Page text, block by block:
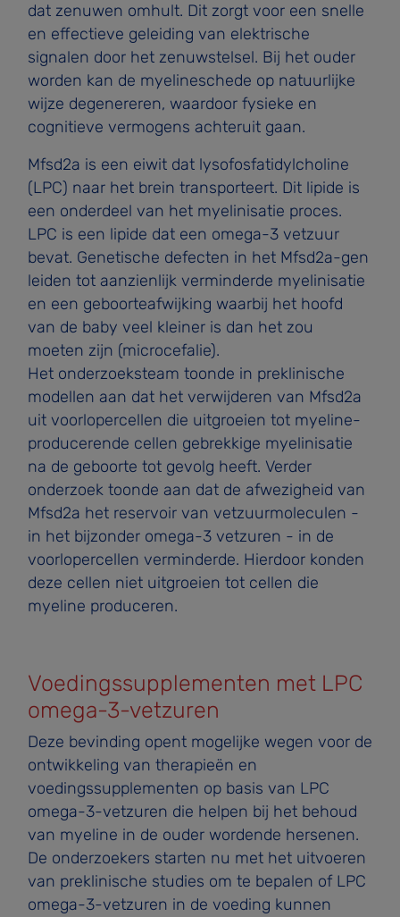
dat zenuwen omhult. Dit zorgt voor een snelle
en effectieve geleiding van elektrische
signalen door het zenuwstelsel. Bij het ouder
worden kan de myelineschede op natuurlijke
wijze degenereren, waardoor fysieke en
cognitieve vermogens achteruit gaan.
Mfsd2a is een eiwit dat lysofosfatidylcholine
(LPC) naar het brein transporteert. Dit lipide is
een onderdeel van het myelinisatie proces.
LPC is een lipide dat een omega-3 vetzuur
bevat. Genetische defecten in het Mfsd2a-gen
leiden tot aanzienlijk verminderde myelinisatie
en een geboorteafwijking waarbij het hoofd
van de baby veel kleiner is dan het zou
moeten zijn (microcefalie).
Het onderzoeksteam toonde in preklinische
modellen aan dat het verwijderen van Mfsd2a
uit voorlopercellen die uitgroeien tot myeline-
producerende cellen gebrekkige myelinisatie
na de geboorte tot gevolg heeft. Verder
onderzoek toonde aan dat de afwezigheid van
Mfsd2a het reservoir van vetzuurmoleculen -
in het bijzonder omega-3 vetzuren - in de
voorlopercellen verminderde. Hierdoor konden
deze cellen niet uitgroeien tot cellen die
myeline produceren.
Voedingssupplementen met LPC
omega-3-vetzuren
Deze bevinding opent mogelijke wegen voor de
ontwikkeling van therapieën en
voedingssupplementen op basis van LPC
omega-3-vetzuren die helpen bij het behoud
van myeline in de ouder wordende hersenen.
De onderzoekers starten nu met het uitvoeren
van preklinische studies om te bepalen of LPC
omega-3-vetzuren in de voeding kunnen